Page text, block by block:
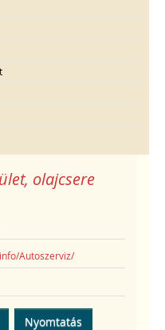
olajcsere
Autoszerviz/
Nyomtatás